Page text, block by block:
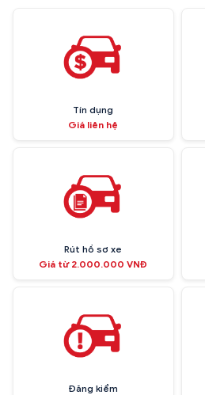
Tín dụng
Giá liên hệ
Rút hồ sơ xe
Giá từ 2.000.000 VNĐ
Đăng kiểm